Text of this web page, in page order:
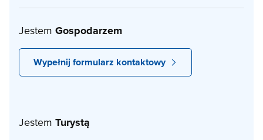
Jestem Gospodarzem
Wypełnij formularz kontaktowy
Jestem Turystą